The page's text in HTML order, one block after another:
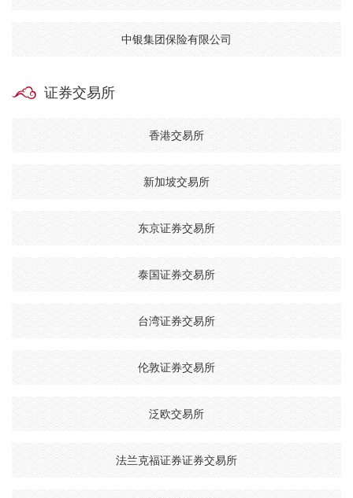
中银集团保险有限公司
证券交易所
香港交易所
新加坡交易所
东京证券交易所
泰国证券交易所
台湾证券交易所
伦敦证券交易所
泛欧交易所
法兰克福证券证券交易所